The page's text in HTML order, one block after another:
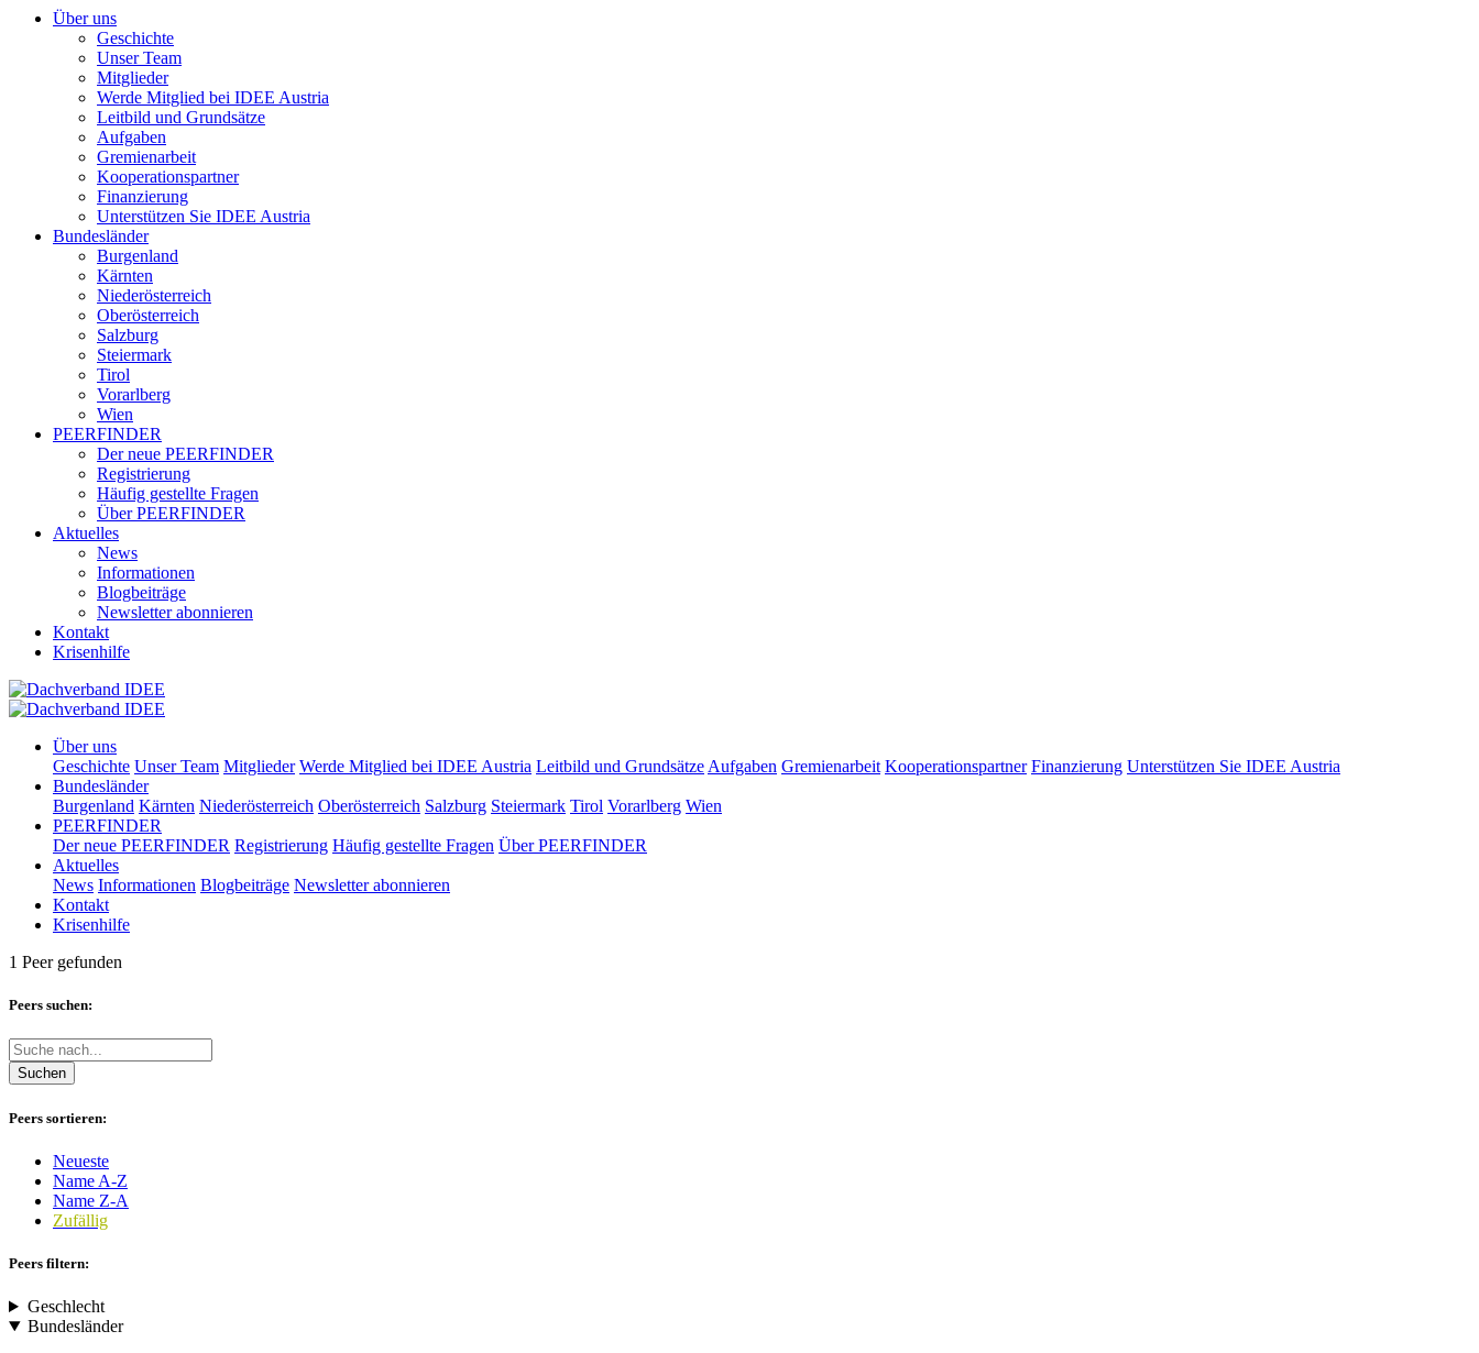
Über uns
Geschichte
Unser Team
Mitglieder
Werde Mitglied bei IDEE Austria
Leitbild und Grundsätze
Aufgaben
Gremienarbeit
Kooperationspartner
Finanzierung
Unterstützen Sie IDEE Austria
Bundesländer
Burgenland
Kärnten
Niederösterreich
Oberösterreich
Salzburg
Steiermark
Tirol
Vorarlberg
Wien
PEERFINDER
Der neue PEERFINDER
Registrierung
Häufig gestellte Fragen
Über PEERFINDER
Aktuelles
News
Informationen
Blogbeiträge
Newsletter abonnieren
Kontakt
Krisenhilfe
Über uns
Geschichte Unser Team Mitglieder Werde Mitglied bei IDEE Austria Leitbild und Grundsätze Aufgaben Gremienarbeit Kooperationspartner Finanzierung Unterstützen Sie IDEE Austria
Bundesländer
Burgenland Kärnten Niederösterreich Oberösterreich Salzburg Steiermark Tirol Vorarlberg Wien
PEERFINDER
Der neue PEERFINDER Registrierung Häufig gestellte Fragen Über PEERFINDER
Aktuelles
News Informationen Blogbeiträge Newsletter abonnieren
Kontakt
Krisenhilfe
1 Peer gefunden
Peers suchen:
Suchen
Peers sortieren:
Neueste
Name A-Z
Name Z-A
Zufällig
Peers filtern:
Geschlecht
Bundesländer